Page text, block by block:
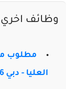
وظائف اخري
مطلوب
العليا - دبي 2026 (بدون خبرة)